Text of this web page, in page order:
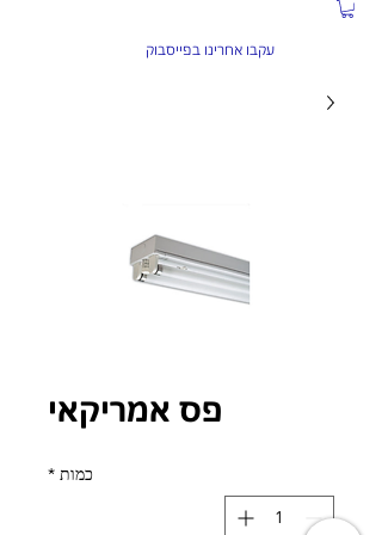
התקשרו עכשיו:
עקבו אחרינו בפייסבוק
פס אמריקאי
כמות *